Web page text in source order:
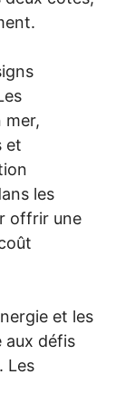
mer,
et
les
offrir une
et les
aux défis
Les